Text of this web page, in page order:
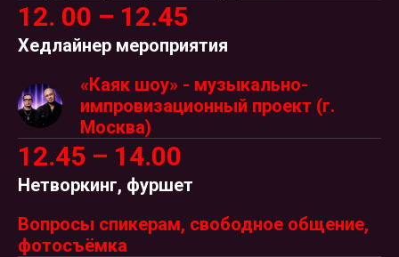
12. 00 – 12.45
Хедлайнер мероприятия
«Каяк шоу» - музыкально-
импровизационный проект (г.
Москва)
12.45 – 14.00
Нетворкинг, фуршет
Вопросы спикерам, свободное общение,
фотосъёмка